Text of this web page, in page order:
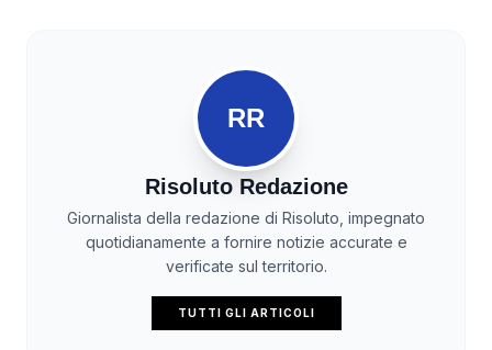
RR
Risoluto Redazione
Giornalista della redazione di Risoluto, impegnato
quotidianamente a fornire notizie accurate e
verificate sul territorio.
TUTTI GLI ARTICOLI